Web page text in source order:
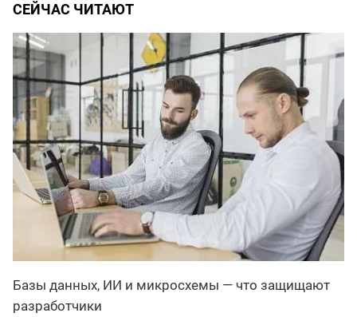
СЕЙЧАС ЧИТАЮТ
Базы данных, ИИ и микросхемы — что защищают
разработчики